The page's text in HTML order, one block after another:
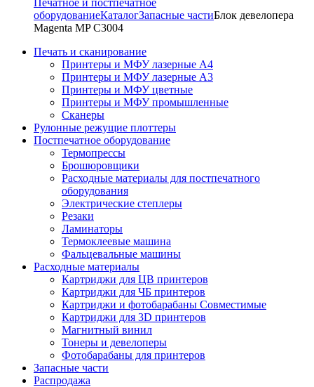
оборудованиеКаталогЗапасные частиБлок девелопера
Magenta MP C3004
Печать и сканирование
Принтеры и МФУ лазерные А4
Принтеры и МФУ лазерные А3
Принтеры и МФУ цветные
Принтеры и МФУ промышленные
Сканеры
Рулонные режущие плоттеры
Постпечатное оборудование
Термопрессы
Брошюровщики
Расходные материалы для постпечатного
оборудования
Электрические степлеры
Резаки
Ламинаторы
Термоклеевые машина
Фальцевальные машины
Расходные материалы
Картриджи для ЦВ принтеров
Картриджи для ЧБ принтеров
Картриджи и фотобарабаны Совместимые
Картриджи для 3D принтеров
Магнитный винил
Тонеры и девелоперы
Фотобарабаны для принтеров
Запасные части
Распродажа